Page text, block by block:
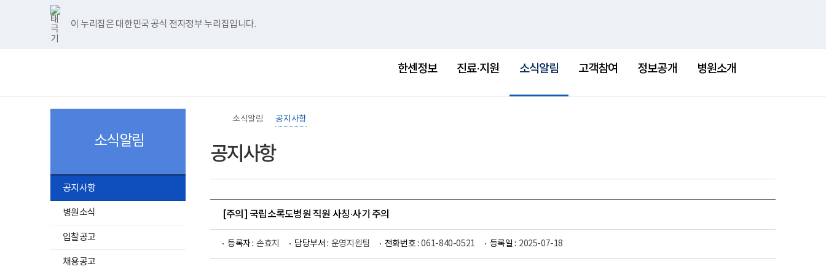
주메뉴 바로가기 보건복지부 홈페이지
이 누리집은 대한민국 공식 전자정부 누리집입니다.
국
한센정보 진료·지원 소식알림 고객참여 정보공개 병원소개
소식알림
공지사항
병원소식
입찰공고
채용공고
소식알림 공지사항
공지사항
[주의] 국립소록도병원 직원 사칭·사기 주의
등록자 : 손효지 담당부서 : 운영지원팀 전화번호 : 061-840-0521 등록일 : 2025-07-18
운
그
로
다